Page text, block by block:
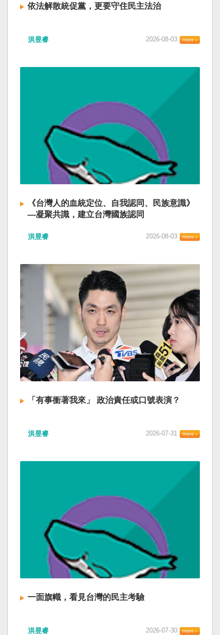
依法解散統促黨，更要守住民主法治
洪昱睿 2026-08-03
《台灣人的血統定位、自我認同、民族意識》
—凝聚共識，建立台灣國族認同
洪昱睿 2026-08-03
「有事衝著我來」 政治責任或口號表演？
洪昱睿 2026-07-31
一面旗幟，看見台灣的民主考驗
洪昱睿 2026-07-30